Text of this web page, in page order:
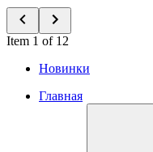
Item 1 of 12
Новинки
Главная